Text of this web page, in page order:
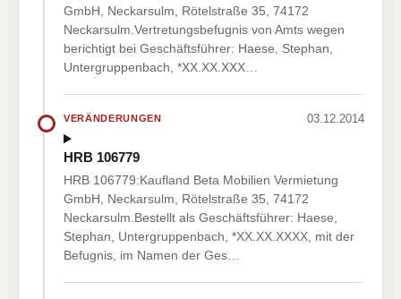
GmbH, Neckarsulm, Rötelstraße 35, 74172
Neckarsulm.Vertretungsbefugnis von Amts wegen
berichtigt bei Geschäftsführer: Haese, Stephan,
Untergruppenbach, *XX.XX.XXX…
VERÄNDERUNGEN 03.12.2014
HRB 106779
HRB 106779:Kaufland Beta Mobilien Vermietung
GmbH, Neckarsulm, Rötelstraße 35, 74172
Neckarsulm.Bestellt als Geschäftsführer: Haese,
Stephan, Untergruppenbach, *XX.XX.XXXX, mit der
Befugnis, im Namen der Ges…